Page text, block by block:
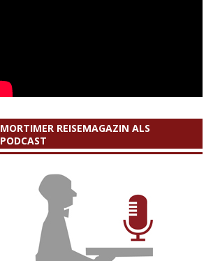
MORTIMER REISEMAGAZIN ALS
PODCAST